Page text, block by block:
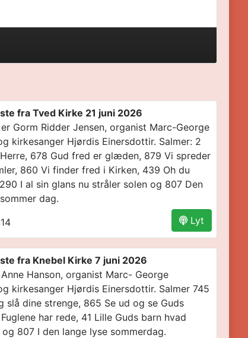
fra Tved Kirke 21 juni 2026
Gorm Ridder Jensen, organist Marc-George
kirkesanger Hjørdis Einersdottir. Salmer: 2
678 Gud fred er glæden, 879 Vi spreder
860 Vi finder fred i Kirken, 439 Oh du
I al sin glans nu stråler solen og 807 Den
dag.
Lyt
fra Knebel Kirke 7 juni 2026
Hanson, organist Marc- George
kirkesanger Hjørdis Einersdottir. Salmer 745
slå dine strenge, 865 Se ud og se Guds
har rede, 41 Lille Guds barn hvad
807 I den lange lyse sommerdag.